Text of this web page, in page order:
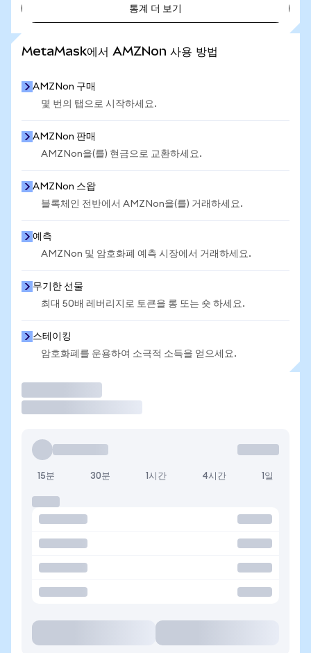
통계 더 보기
MetaMask에서 AMZNon 사용 방법
AMZNon 구매
몇 번의 탭으로 시작하세요.
AMZNon 판매
AMZNon을(를) 현금으로 교환하세요.
AMZNon 스왑
블록체인 전반에서 AMZNon을(를) 거래하세요.
예측
AMZNon 및 암호화폐 예측 시장에서 거래하세요.
무기한 선물
최대 50배 레버리지로 토큰을 롱 또는 숏 하세요.
스테이킹
암호화폐를 운용하여 소극적 소득을 얻으세요.
15분 30분 1시간 4시간 1일